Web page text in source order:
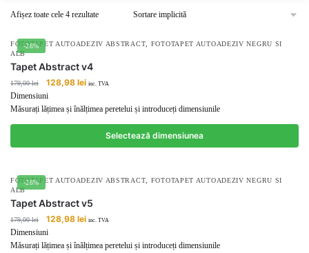
Afișez toate cele 4 rezultate
-28%
FOTOTAPET AUTOADEZIV ABSTRACT
FOTOTAPET AUTOADEZIV NEGRU SI
ALB
Tapet Abstract v4
179,00lei
Prețul
inițial
a
128,98 leiPrețul
este:
inc. TVA
Dimensiuni
Măsurați lățimea și înălțimea peretelui și introduceți dimensiunile
Selectează dimensiunea
-28%
FOTOTAPET AUTOADEZIV ABSTRACT
FOTOTAPET AUTOADEZIV NEGRU SI
ALB
Tapet Abstract v5
179,00lei
Prețul
inițial
a
128,98 leiPrețul
este:
inc. TVA
Dimensiuni
Măsurați lățimea și înălțimea peretelui și introduceți dimensiunile